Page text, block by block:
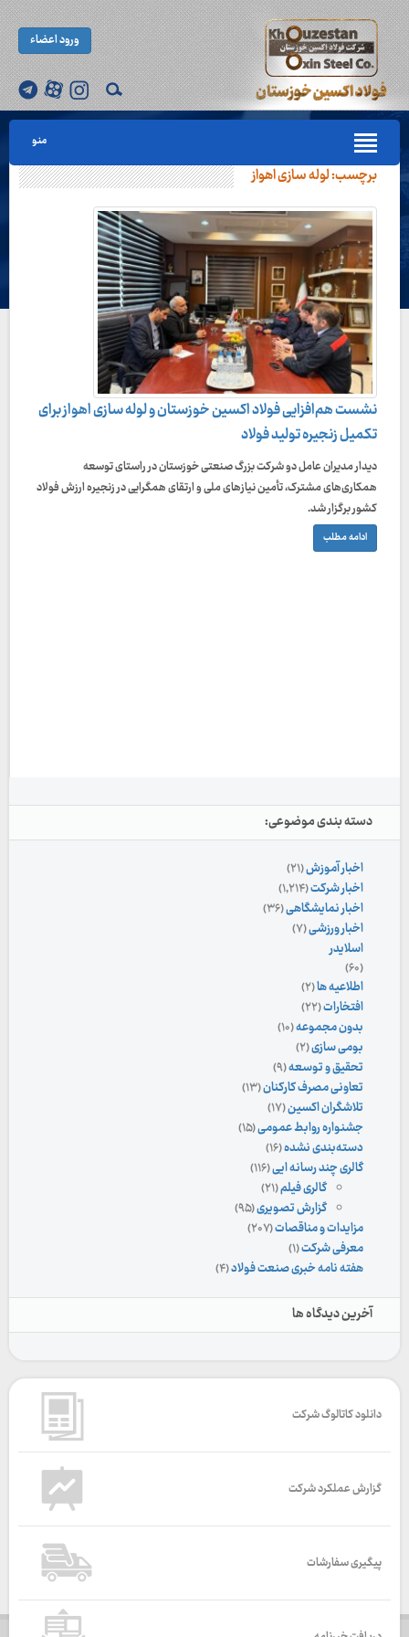
ورود اعضاء
منو
برچسب:لوله سازی اهواز
نشست هم‌افزایی فولاد اکسین خوزستان و لوله‌ سازی اهواز برای
تکمیل زنجیره تولید فولاد
دیدار مدیران عامل دو شرکت بزرگ صنعتی خوزستان در راستای توسعه
همکاری‌های مشترک، تأمین نیازهای ملی و ارتقای همگرایی در زنجیره ارزش فولاد
کشور برگزار شد.
ادامه مطلب
دسته بندی موضوعی:
اخبار آموزش(۲۱)
اخبار شرکت(۱,۲۱۴)
اخبار نمایشگاهی(۳۶)
اخبار ورزشی(۷)
اسلایدر
(۶۰)
اطلاعیه ها(۲)
افتخارات(۲۲)
بدون مجموعه(۱۰)
بومی سازی(۲)
تحقیق و توسعه(۹)
تعاونی مصرف کارکنان(۱۳)
تلاشگران اکسین(۱۷)
جشنواره روابط عمومی(۱۵)
دسته‌بندی نشده(۱۶)
گالری چند رسانه ایی(۱۱۶)
گالری فیلم(۲۱)
گزارش تصویری(۹۵)
مزایدات و مناقصات(۲۰۷)
معرفی شرکت(۱)
هفته نامه خبری صنعت فولاد(۴)
آخرین دیدگاه ها
دانلود کاتالوگ شرکت
گزارش عملکرد شرکت
پیگیری سفارشات